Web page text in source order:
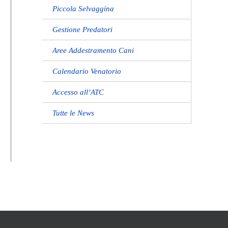
Piccola Selvaggina
Gestione Predatori
Aree Addestramento Cani
Calendario Venatorio
Accesso all’ATC
Tutte le News